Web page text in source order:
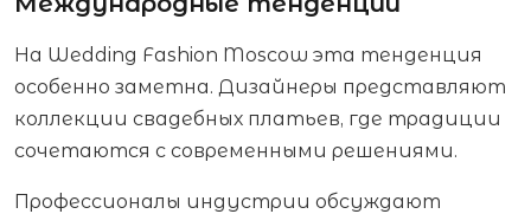
На Wedding Fashion Moscow эта тенденция
особенно заметна. Дизайнеры представляют
коллекции свадебных платьев, где традиции
сочетаются с современными решениями.
Профессионалы индустрии обсуждают